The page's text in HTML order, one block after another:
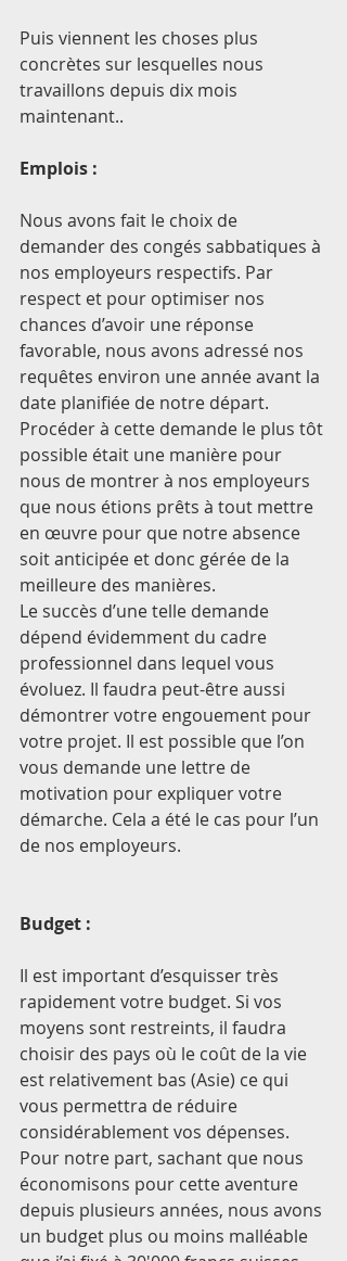
Puis viennent les choses plus
concrètes sur lesquelles nous
travaillons depuis dix mois
maintenant..
Emplois :
Nous avons fait le choix de
demander des congés sabbatiques à
nos employeurs respectifs. Par
respect et pour optimiser nos
chances d’avoir une réponse
favorable, nous avons adressé nos
requêtes environ une année avant la
date planifiée de notre départ.
Procéder à cette demande le plus tôt
possible était une manière pour
nous de montrer à nos employeurs
que nous étions prêts à tout mettre
en œuvre pour que notre absence
soit anticipée et donc gérée de la
meilleure des manières.
Le succès d’une telle demande
dépend évidemment du cadre
professionnel dans lequel vous
évoluez. Il faudra peut-être aussi
démontrer votre engouement pour
votre projet. Il est possible que l’on
vous demande une lettre de
motivation pour expliquer votre
démarche. Cela a été le cas pour l’un
de nos employeurs.
Budget :
Il est important d’esquisser très
rapidement votre budget. Si vos
moyens sont restreints, il faudra
choisir des pays où le coût de la vie
est relativement bas (Asie) ce qui
vous permettra de réduire
considérablement vos dépenses.
Pour notre part, sachant que nous
économisons pour cette aventure
depuis plusieurs années, nous avons
un budget plus ou moins malléable